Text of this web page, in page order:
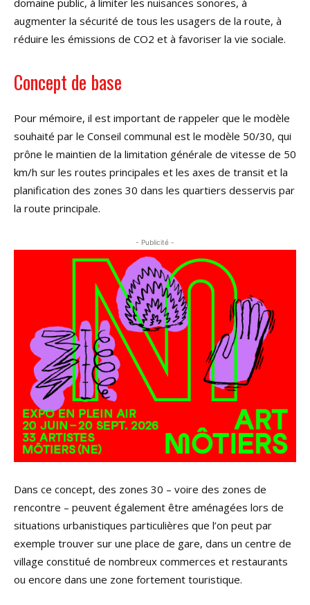
domaine public, à limiter les nuisances sonores, à
augmenter la sécurité de tous les usagers de la route, à
réduire les émissions de CO2 et à favoriser la vie sociale.
Concept de base
Pour mémoire, il est important de rappeler que le modèle
souhaité par le Conseil communal est le modèle 50/30, qui
prône le maintien de la limitation générale de vitesse de 50
km/h sur les routes principales et les axes de transit et la
planification des zones 30 dans les quartiers desservis par
la route principale.
- Publicité -
Dans ce concept, des zones 30 – voire des zones de
rencontre – peuvent également être aménagées lors de
situations urbanistiques particulières que l’on peut par
exemple trouver sur une place de gare, dans un centre de
village constitué de nombreux commerces et restaurants
ou encore dans une zone fortement touristique.